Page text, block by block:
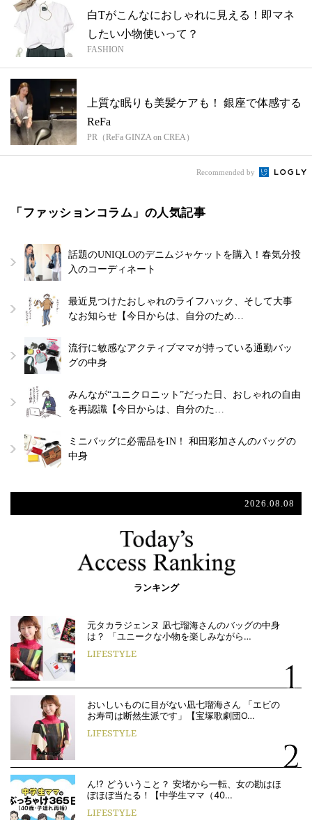
白Tがこんなにおしゃれに見える！即マネ
したい小物使いって？
FASHION
上質な眠りも美髪ケアも！ 銀座で体感する
ReFa
PR（ReFa GINZA on CREA）
Recommended by
「ファッションコラム」の人気記事
話題のUNIQLOのデニムジャケットを購入！春気分投
入のコーディネート
最近見つけたおしゃれのライフハック、そして大事
なお知らせ【今日からは、自分のため…
流行に敏感なアクティブママが持っている通勤バッ
グの中身
みんなが“ユニクロニット”だった日、おしゃれの自由
を再認識【今日からは、自分のた…
ミニバッグに必需品をIN！ 和田彩加さんのバッグの
中身
2026.08.08
ランキング
元タカラジェンヌ 凪七瑠海さんのバッグの中身
は？ 「ユニークな小物を楽しみながら…
LIFESTYLE
おいしいものに目がない凪七瑠海さん 「エビの
お寿司は断然生派です」【宝塚歌劇団O…
LIFESTYLE
ん!? どういうこと？ 安堵から一転、女の勘はほ
ぼほぼ当たる！【中学生ママ（40…
LIFESTYLE